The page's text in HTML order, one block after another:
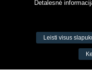
VŠĮ Fitneso mokymo
Detalesnė
Leisti visus